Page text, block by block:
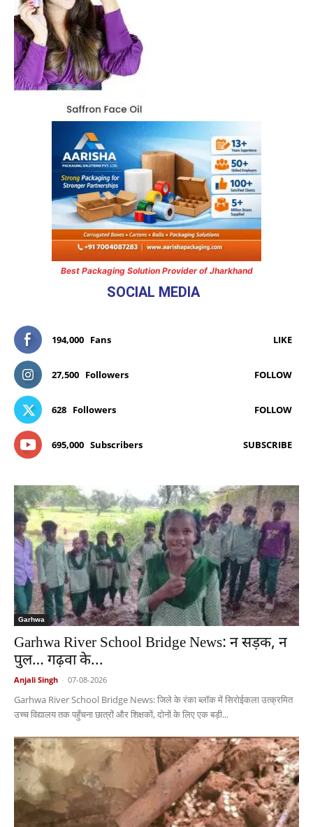
Best Packaging Solution Provider of Jharkhand
SOCIAL MEDIA
194,000 Fans LIKE
27,500 Followers FOLLOW
628 Followers FOLLOW
695,000 Subscribers SUBSCRIBE
Garhwa
Garhwa River School Bridge News: न सड़क, न
पुल… गढ़वा के...
Anjali Singh - 07-08-2026
Garhwa River School Bridge News: जिले के रंका ब्लॉक में सिरोईकला उत्क्रमित
उच्च विद्यालय तक पहुँचना छात्रों और शिक्षकों, दोनों के लिए एक बड़ी...